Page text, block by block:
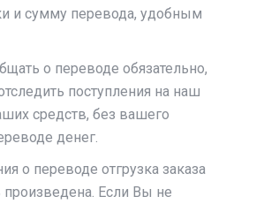
и сумму перевода, удобным
о переводе обязательно,
поступления на наш
средств, без вашего
денег.
о переводе отгрузка заказа
Если Вы не